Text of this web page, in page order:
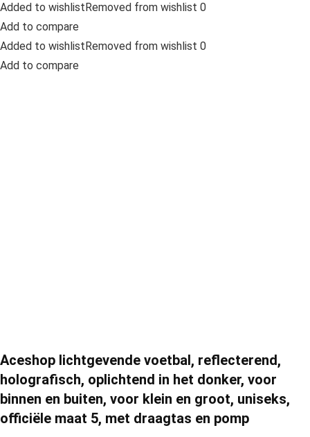
Added to wishlistRemoved from wishlist 0
Add to compare
Added to wishlistRemoved from wishlist 0
Add to compare
Aceshop lichtgevende voetbal, reflecterend,
holografisch, oplichtend in het donker, voor
binnen en buiten, voor klein en groot, uniseks,
officiële maat 5, met draagtas en pomp